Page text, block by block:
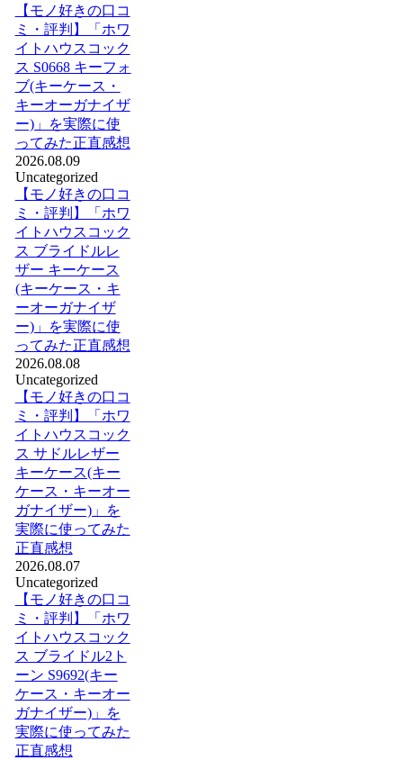
【モノ好きの口コ
ミ・評判】「ホワ
イトハウスコック
ス S0668 キーフォ
ブ(キーケース・
キーオーガナイザ
ー)」を実際に使
ってみた正直感想
2026.08.09
Uncategorized
【モノ好きの口コ
ミ・評判】「ホワ
イトハウスコック
ス ブライドルレ
ザー キーケース
(キーケース・キ
ーオーガナイザ
ー)」を実際に使
ってみた正直感想
2026.08.08
Uncategorized
【モノ好きの口コ
ミ・評判】「ホワ
イトハウスコック
ス サドルレザー
キーケース(キー
ケース・キーオー
ガナイザー)」を
実際に使ってみた
正直感想
2026.08.07
Uncategorized
【モノ好きの口コ
ミ・評判】「ホワ
イトハウスコック
ス ブライドル2ト
ーン S9692(キー
ケース・キーオー
ガナイザー)」を
実際に使ってみた
正直感想